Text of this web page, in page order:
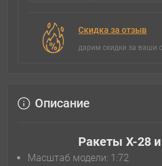
Скидка за отзыв
дарим скидки за ваши
Описание
Ракеты Х-28
Масштаб модели: 1:72